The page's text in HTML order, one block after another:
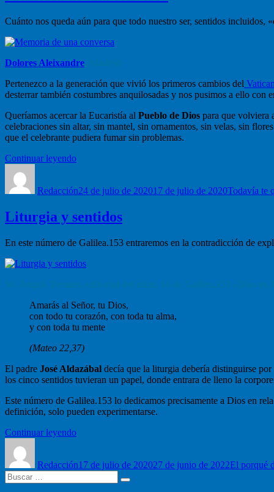
Cuánto nos queda aún para que todo nuestro ser, sentidos incluidos,
Dolores Aleixandre
Pertenezco a la generación que vivió los primeros cambios del
desterrar también costumbres anquilosadas y nos pusimos a ello con
Queríamos acercar la Eucaristía al Pueblo de Dios para que volviera
celebraciones sin altar, sin mantel, sin ornamentos, sin velas, sin
que el celebrante pudiera fumar sin problemas.
Continuar leyendo“Memoria
conversa”
Redacción24 de julio de 202017 de julio de 2020Todavía te
Liturgia y sentidos
En este número de Galilea.153 entraremos en la contradicción de
Amarás al Señor, tu Dios,
con todo tu corazón, con toda tu alma,
y con toda tu mente
(Mateo 22,37)
El padre José Aldazábal decía que la liturgia debería distinguirse
los cinco sentidos tuvieran un papel, donde entrara de lleno la
Este número de Galilea.153 lo dedicamos precisamente a Dios en
definición, solo pueden experimentarse.
Continuar leyendo“Liturgia
Redacción17 de julio de 202027 de junio de 2022El porqué
Buscar
por:
Buscar